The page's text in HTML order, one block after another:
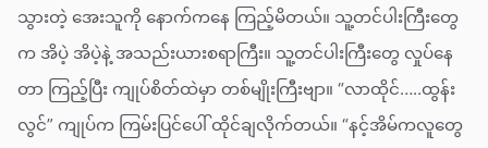
သွားတဲ့ အေးသူကို နောက်ကနေ ကြည့်မိတယ်။ သူ့တင်ပါးကြီးတွေ
က အိပဲ့ အိပဲ့နဲ့ အသည်းယားစရာကြီး။ သူ့တင်ပါးကြီးတွေ လှုပ်နေ
တာ ကြည့်ပြီး ကျုပ်စိတ်ထဲမှာ တစ်မျိုးကြီးဗျာ။ “လာထိုင်…..ထွန်း
လွင်” ကျုပ်က ကြမ်းပြင်ပေါ် ထိုင်ချလိုက်တယ်။ “နင့်အိမ်ကလူတွေ